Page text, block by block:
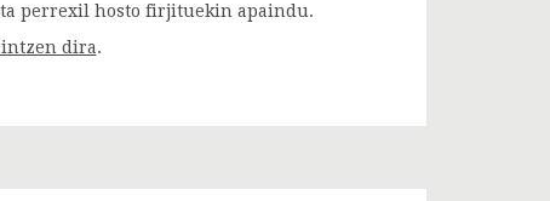
perrexil hosto firjituekin apaindu.
dira.